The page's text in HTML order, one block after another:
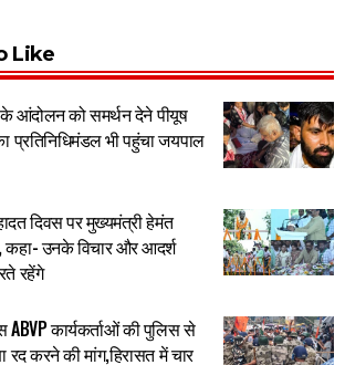
Like
आंदोलन को समर्थन देने पीयूष
प्रतिनिधिमंडल भी पहुंचा जयपाल
दिवस पर मुख्यमंत्री हेमंत
कहा- उनके विचार और आदर्श
रहेंगे
ABVP कार्यकर्ताओं की पुलिस से
रद करने की मांग,हिरासत में चार